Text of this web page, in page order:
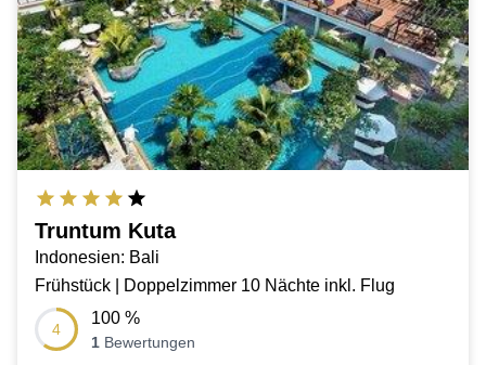
Truntum Kuta
Indonesien: Bali
Frühstück | Doppelzimmer 10 Nächte inkl. Flug
4
100 %
1 Bewertungen